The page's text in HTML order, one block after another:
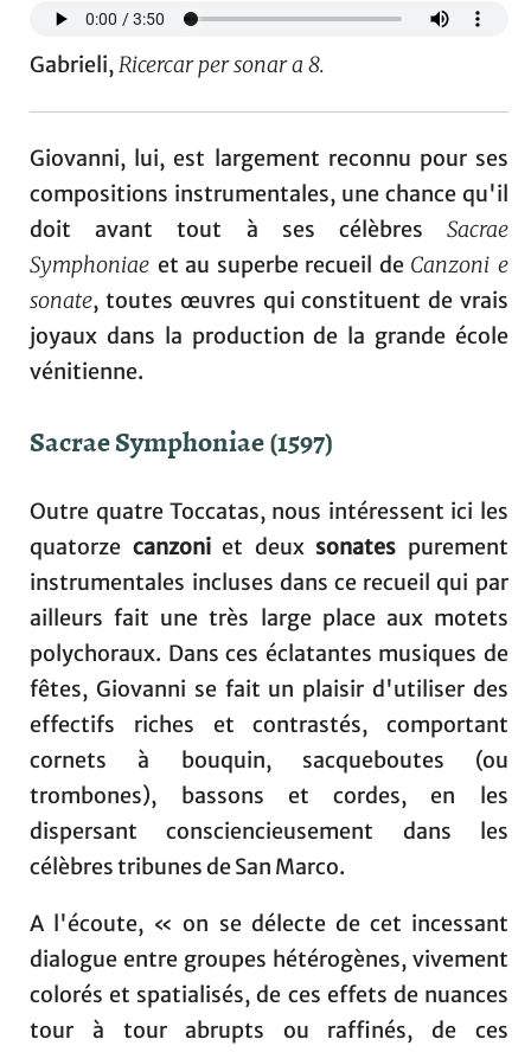
Gabrieli,Ricercar per sonar a 8.
Giovanni, lui, est largement reconnu pour ses
compositions instrumentales, une chance qu'il
doit avant tout à ses célèbres Sacrae
Symphoniae et au superbe recueil de Canzoni e
sonate, toutes œuvres qui constituent de vrais
joyaux dans la production de la grande école
vénitienne.
Sacrae Symphoniae (1597)
Outre quatre Toccatas, nous intéressent ici les
quatorze canzoni et deuxsonates purement
instrumentales incluses dans ce recueil qui par
ailleurs fait une très large place aux motets
polychoraux. Dans ces éclatantes musiques de
fêtes, Giovanni se fait un plaisir d'utiliser des
effectifs riches et contrastés, comportant
cornets à bouquin, sacqueboutes (ou
trombones), bassons et cordes, en les
dispersant consciencieusement dans les
célèbres tribunes de San Marco.
A l'écoute, « on se délecte de cet incessant
dialogue entre groupes hétérogènes, vivement
colorés et spatialisés, de ces effets de nuances
tour à tour abrupts ou raffinés, de ces